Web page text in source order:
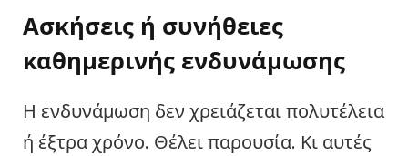
Ασκήσεις ή συνήθειες
καθημερινής ενδυνάμωσης
Η ενδυνάμωση δεν χρειάζεται πολυτέλεια
ή έξτρα χρόνο. Θέλει παρουσία. Κι αυτές